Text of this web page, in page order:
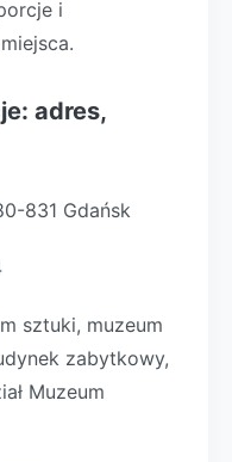
i
adres,
831 Gdańsk
sztuki, muzeum
zabytkowy,
Muzeum